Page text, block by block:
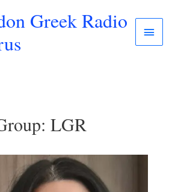
Greek Radio
LGR